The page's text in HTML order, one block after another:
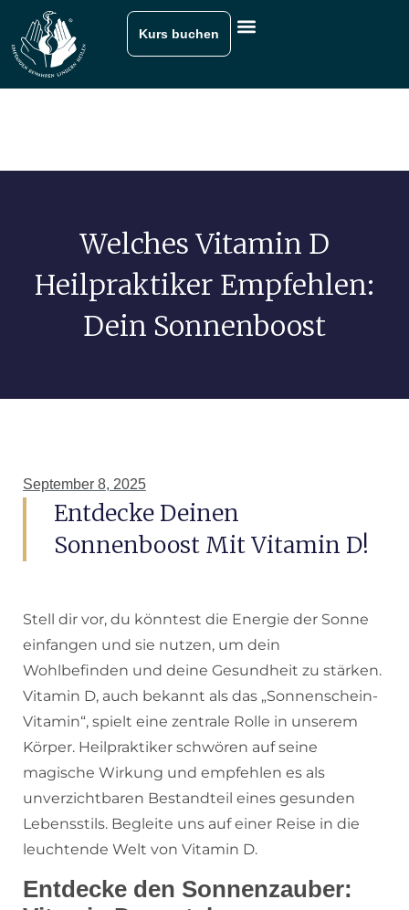
Kurs buchen
Welches Vitamin D
Heilpraktiker Empfehlen:
Dein Sonnenboost
September 8, 2025
Entdecke Deinen
Sonnenboost Mit Vitamin D!
Stell dir vor, du könntest die Energie der Sonne
einfangen und sie nutzen, um dein
Wohlbefinden und deine Gesundheit zu stärken.
Vitamin D, auch bekannt als das „Sonnenschein-
Vitamin“, spielt eine zentrale Rolle in unserem
Körper. Heilpraktiker schwören auf seine
magische Wirkung und empfehlen es als
unverzichtbaren Bestandteil eines gesunden
Lebensstils. Begleite uns auf einer Reise in die
leuchtende Welt von Vitamin D.
Entdecke den Sonnenzauber: